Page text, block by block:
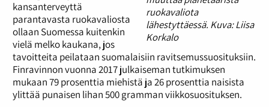
ruokavaliota
lähestyttäessä. Kuva: Liisa
Korkalo
kansanterveyttä
parantavasta ruokavaliosta
ollaan Suomessa kuitenkin
vielä melko kaukana, jos
tavoitteita peilataan suomalaisiin ravitsemussuosituksiin.
Finravinnon vuonna 2017 julkaiseman tutkimuksen
mukaan 79 prosenttia miehistä ja 26 prosenttia naisista
ylittää punaisen lihan 500 gramman viikkosuosituksen.